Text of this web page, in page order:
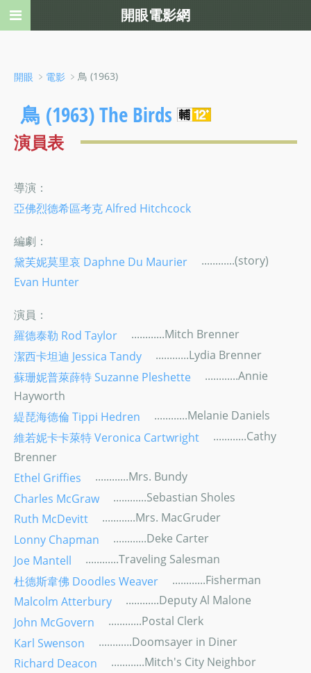
開眼 ﹥ 電影 ﹥鳥 (1963)
鳥 (1963) The Birds
演員表
導演：
亞佛烈德希區考克 Alfred Hitchcock
編劇：
黛芙妮莫里哀 Daphne Du Maurier
............(story)
Evan Hunter
演員：
羅德泰勒 Rod Taylor
............Mitch Brenner
潔西卡坦迪 Jessica Tandy
............Lydia Brenner
蘇珊妮普萊薛特 Suzanne Pleshette
............Annie
Hayworth
緹琵海德倫 Tippi Hedren
............Melanie Daniels
維若妮卡卡萊特 Veronica Cartwright
............Cathy
Brenner
Ethel Griffies
............Mrs. Bundy
Charles McGraw
............Sebastian Sholes
Ruth McDevitt
............Mrs. MacGruder
Lonny Chapman
............Deke Carter
Joe Mantell
............Traveling Salesman
杜德斯韋佛 Doodles Weaver
............Fisherman
Malcolm Atterbury
............Deputy Al Malone
John McGovern
............Postal Clerk
Karl Swenson
............Doomsayer in Diner
Richard Deacon
............Mitch's City Neighbor
開眼電影網